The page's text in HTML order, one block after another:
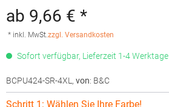
ab 9,66 € *
* inkl. MwSt.zzgl. Versandkosten
Sofort verfügbar, Lieferzeit 1-4 Werktage
BCPU424-SR-4XL , von: B&C
Schritt 1: Wählen Sie Ihre Farbe!